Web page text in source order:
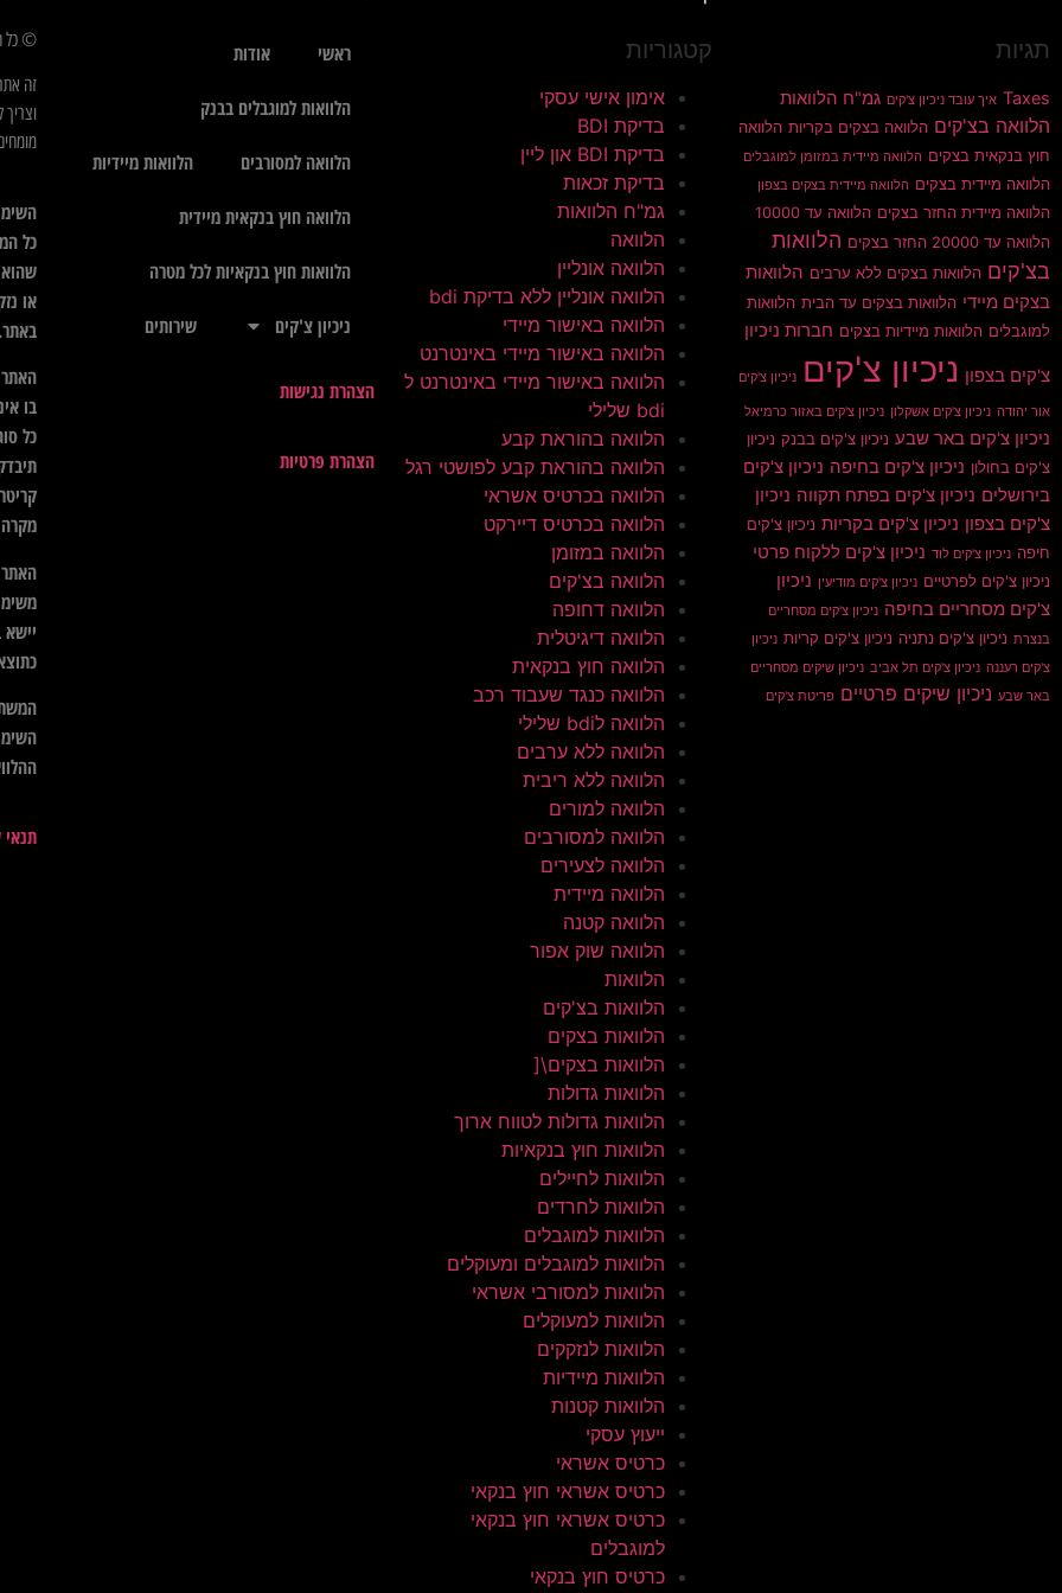
תגיות
Taxes איך עובד ניכיון צ'קים גמ"ח הלוואות
הלוואה בצ'קים הלוואה בצקים בקריות הלוואה
חוץ בנקאית בצקים הלוואה מיידית במזומן למוגבלים
הלוואה מיידית בצקים הלוואה מיידית בצקים בצפון
הלוואה מיידית החזר בצקים הלוואה עד 10000
הלוואה עד 20000 החזר בצקים
הלוואות
בצ'קים הלוואות בצקים ללא ערבים הלוואות
בצקים מיידי הלוואות בצקים עד הבית הלוואות
למוגבלים הלוואות מיידיות בצקים חברות ניכיון
צ'קים בצפון ניכיון צ'קים ניכיון צ'קים
אור יהודה ניכיון צ'קים אשקלון ניכיון צ'קים באזור כרמיאל
ניכיון צ'קים באר שבע ניכיון צ'קים בבנק ניכיון
צ'קים בחולון ניכיון צ'קים בחיפה ניכיון צ'קים
בירושלים ניכיון צ'קים בפתח תקווה ניכיון
צ'קים בצפון ניכיון צ'קים בקריות ניכיון צ'קים
חיפה ניכיון צ'קים לוד ניכיון צ'קים ללקוח פרטי
ניכיון צ'קים לפרטיים ניכיון צ'קים מודיעין ניכיון
צ'קים מסחריים בחיפה ניכיון צ'קים מסחריים
בנצרת ניכיון צ'קים נתניה ניכיון צ'קים קריות ניכיון
צ'קים רעננה ניכיון צ'קים תל אביב ניכיון שיקים מסחריים
באר שבע ניכיון שיקים פרטיים פריטת צ'קים
קטגוריות
אימון אישי עסקי
בדיקת BDI
בדיקת BDI און ליין
בדיקת זכאות
גמ"ח הלוואות
הלוואה
הלוואה אונליין
הלוואה אונליין ללא בדיקת bdi
הלוואה באישור מיידי
הלוואה באישור מיידי באינטרנט
הלוואה באישור מיידי באינטרנט ל
bdi שלילי
הלוואה בהוראת קבע
הלוואה בהוראת קבע לפושטי רגל
הלוואה בכרטיס אשראי
הלוואה בכרטיס דיירקט
הלוואה במזומן
הלוואה בצ'קים
הלוואה דחופה
הלוואה דיגיטלית
הלוואה חוץ בנקאית
הלוואה כנגד שעבוד רכב
הלוואה לbdi שלילי
הלוואה ללא ערבים
הלוואה ללא ריבית
הלוואה למורים
הלוואה למסורבים
הלוואה לצעירים
הלוואה מיידית
הלוואה קטנה
הלוואה שוק אפור
הלוואות
הלוואות בצ'קים
הלוואות בצקים
הלוואות בצקים\[
הלוואות גדולות
הלוואות גדולות לטווח ארוך
הלוואות חוץ בנקאיות
הלוואות לחיילים
הלוואות לחרדים
הלוואות למוגבלים
הלוואות למוגבלים ומעוקלים
הלוואות למסורבי אשראי
הלוואות למעוקלים
הלוואות לנזקקים
הלוואות מיידיות
הלוואות קטנות
ייעוץ עסקי
כרטיס אשראי
כרטיס אשראי חוץ בנקאי
כרטיס אשראי חוץ בנקאי
למוגבלים
כרטיס חוץ בנקאי
ראשי אודות
הלוואות למוגבלים בבנק
הלוואה למסורבים הלוואות מיידיות
הלוואה חוץ בנקאית מיידית
הלוואות חוץ בנקאיות לכל מטרה
ניכיון צ'קים שירותים
הצהרת נגישות
הצהרת פרטיות
© כל
זה
כל
או
האתר
בו
כל
מקרה
האתר